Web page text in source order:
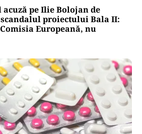
pe Ilie Bolojan de
proiectului Bala II:
Europeană, nu